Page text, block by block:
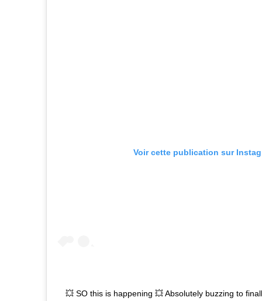
Voir cette publication sur
💥 SO this is happening 💥 Absolutely buzzing to